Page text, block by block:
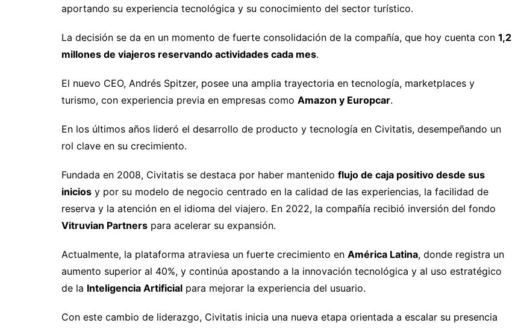
aportando su experiencia tecnológica y su conocimiento del sector turístico.
La decisión se da en un momento de fuerte consolidación de la compañía, que hoy cuenta con 1,2
millones de viajeros reservando actividades cada mes.
El nuevo CEO, Andrés Spitzer, posee una amplia trayectoria en tecnología, marketplaces y
turismo, con experiencia previa en empresas como Amazon y Europcar.
En los últimos años lideró el desarrollo de producto y tecnología en Civitatis, desempeñando un
rol clave en su crecimiento.
Fundada en 2008, Civitatis se destaca por haber mantenido flujo de caja positivo desde sus
inicios y por su modelo de negocio centrado en la calidad de las experiencias, la facilidad de
reserva y la atención en el idioma del viajero. En 2022, la compañía recibió inversión del fondo
Vitruvian Partners para acelerar su expansión.
Actualmente, la plataforma atraviesa un fuerte crecimiento en América Latina, donde registra un
aumento superior al 40%, y continúa apostando a la innovación tecnológica y al uso estratégico
de la Inteligencia Artificial para mejorar la experiencia del usuario.
Con este cambio de liderazgo, Civitatis inicia una nueva etapa orientada a escalar su presencia